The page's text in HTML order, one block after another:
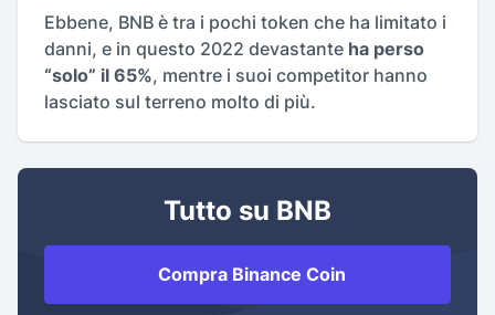
Ebbene, BNB è tra i pochi token che ha limitato i
danni, e in questo 2022 devastante ha perso
“solo” il 65%, mentre i suoi competitor hanno
lasciato sul terreno molto di più.
Tutto su BNB
Compra Binance Coin